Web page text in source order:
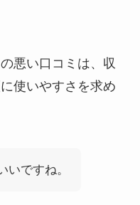
悪い口コミは、収
使いやすさを求め
いですね。